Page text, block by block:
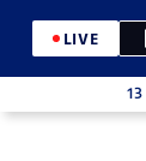
LIVE